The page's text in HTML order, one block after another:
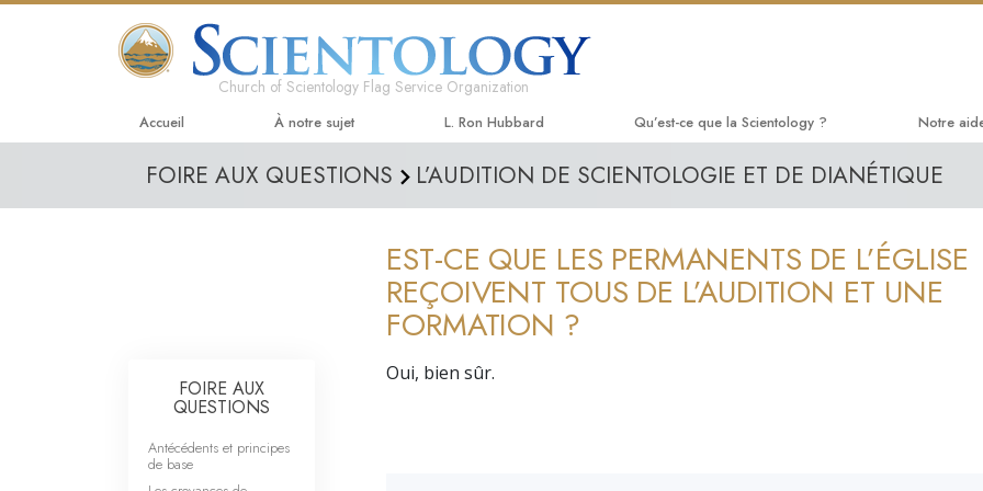
Church of Scientology Flag Service Organization
Accueil À notre sujet L. Ron Hubbard Qu’est-ce que la Scientology ?
Croyances et pratiques
Les scientologues et la Scientologie
Rencontrez un scientologue
Notre
Le chemin
Criminon
Narconon
Livres
Films
FOIRE AUX QUESTIONS L’AUDITION DE SCIENTOLOGIE ET DE DIANÉTIQUE
EST-CE QUE LES PERMANENTS DE L’ÉGLISE
REÇOIVENT TOUS DE L’AUDITION ET UNE
FORMATION ?
Oui, bien sûr.
FOIRE AUX
QUESTIONS
Antécédents et principes
de base